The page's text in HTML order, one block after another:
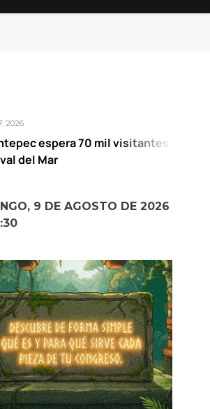
visitantes en
9 DE AGOSTO DE 2026